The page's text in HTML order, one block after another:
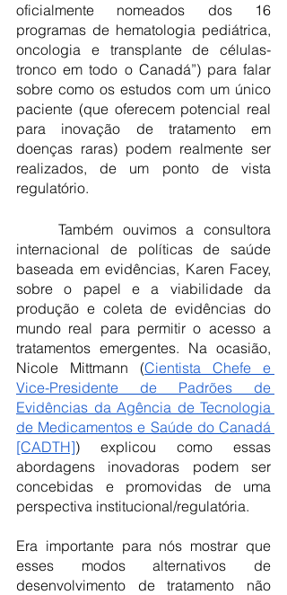
oficialmente nomeados dos 16
programas de hematologia pediátrica,
oncologia e transplante de células-
tronco em todo o Canadá”) para falar
sobre como os estudos com um único
paciente (que oferecem potencial real
para inovação de tratamento em
doenças raras) podem realmente ser
realizados, de um ponto de vista
regulatório.
internacional de políticas de saúde
baseada em evidências, Karen Facey,
sobre o papel e a viabilidade da
produção e coleta de evidências do
mundo real para permitir o acesso a
tratamentos emergentes. Na ocasião,
Nicole Mittmann (Cientista Chefe e
Vice-Presidente de Padrões de
Evidências da Agência de Tecnologia
de Medicamentos e Saúde do Canadá
[CADTH]) explicou como essas
abordagens inovadoras podem ser
concebidas e promovidas de uma
perspectiva institucional/regulatória.
Era importante para nós mostrar que
esses modos alternativos de
desenvolvimento de tratamento não